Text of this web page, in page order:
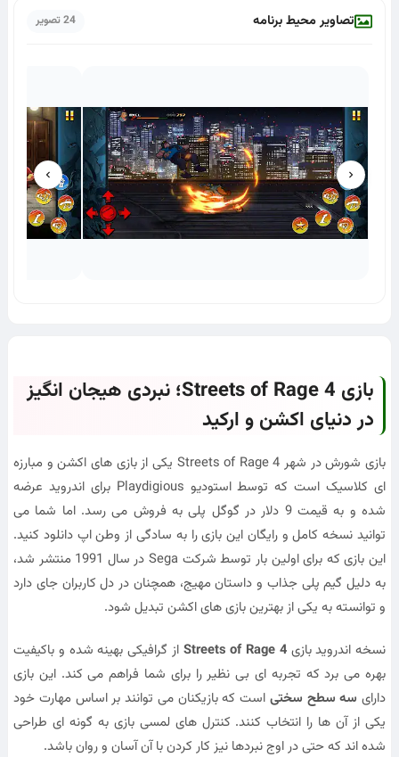
تصاویر محیط برنامه 24 تصویر
بازی Streets of Rage 4؛ نبردی هیجان انگیز
در دنیای اکشن و ارکید
بازی شورش در شهر 4 Streets of Rage یکی از بازی های اکشن و مبارزه
ای کلاسیک است که توسط استودیو Playdigious برای اندروید عرضه
شده و به قیمت 9 دلار در گوگل پلی به فروش می رسد. اما شما می
توانید نسخه کامل و رایگان این بازی را به سادگی از وطن اپ دانلود کنید.
این بازی که برای اولین بار توسط شرکت Sega در سال 1991 منتشر شد،
به دلیل گیم پلی جذاب و داستان مهیج، همچنان در دل کاربران جای دارد
و توانسته به یکی از بهترین بازی های اکشن تبدیل شود.
نسخه اندروید بازیStreets of Rage 4 از گرافیکی بهینه شده و باکیفیت
بهره می برد که تجربه ای بی نظیر را برای شما فراهم می کند. این بازی
دارای سه سطح سختی است که بازیکنان می توانند بر اساس مهارت خود
یکی از آن ها را انتخاب کنند. کنترل های لمسی بازی به گونه ای طراحی
شده اند که حتی در اوج نبردها نیز کار کردن با آن آسان و روان باشد.